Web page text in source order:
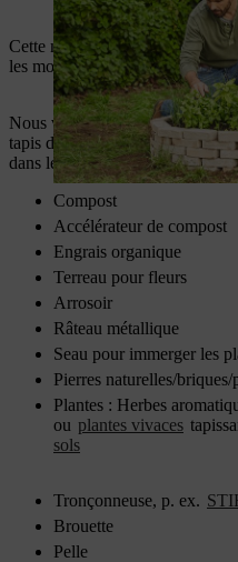
Cette méthode d’enlèvement
les mois de mars à novembre.
Nous vous montrons comment
tapis de fleurs ou un parterre
dans le respect de
Compost
Accélérateur de compost
Engrais organique
Terreau pour fleurs
Arrosoir
Râteau métallique
Seau pour immerger les
Pierres naturelles/
Plantes : Herbes
ou plantes vivaces
sols
Tronçonneuse, p. ex.
Brouette
Pelle